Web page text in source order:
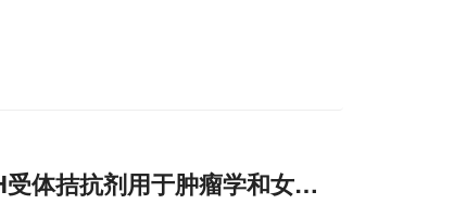
体拮抗剂用于肿瘤学和女性健康!